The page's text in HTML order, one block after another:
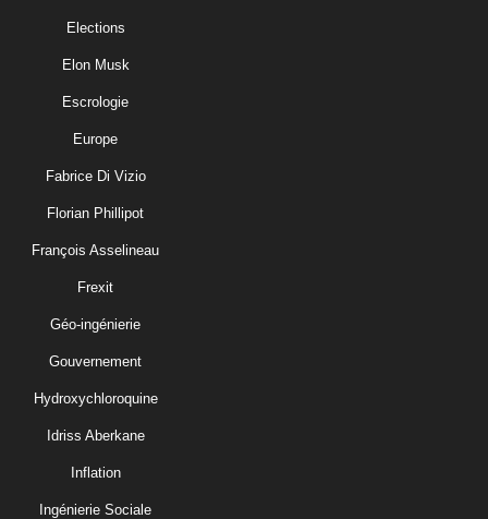
Elections
Elon Musk
Escrologie
Europe
Fabrice Di Vizio
Florian Phillipot
François Asselineau
Frexit
Géo-ingénierie
Gouvernement
Hydroxychloroquine
Idriss Aberkane
Inflation
Ingénierie Sociale